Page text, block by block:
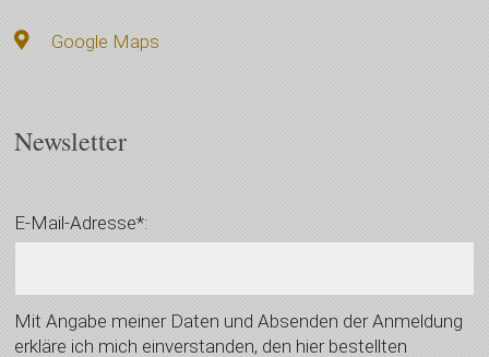
Google Maps
Newsletter
E-Mail-Adresse*:
Mit Angabe meiner Daten und Absenden der Anmeldung
erkläre ich mich einverstanden, den hier bestellten